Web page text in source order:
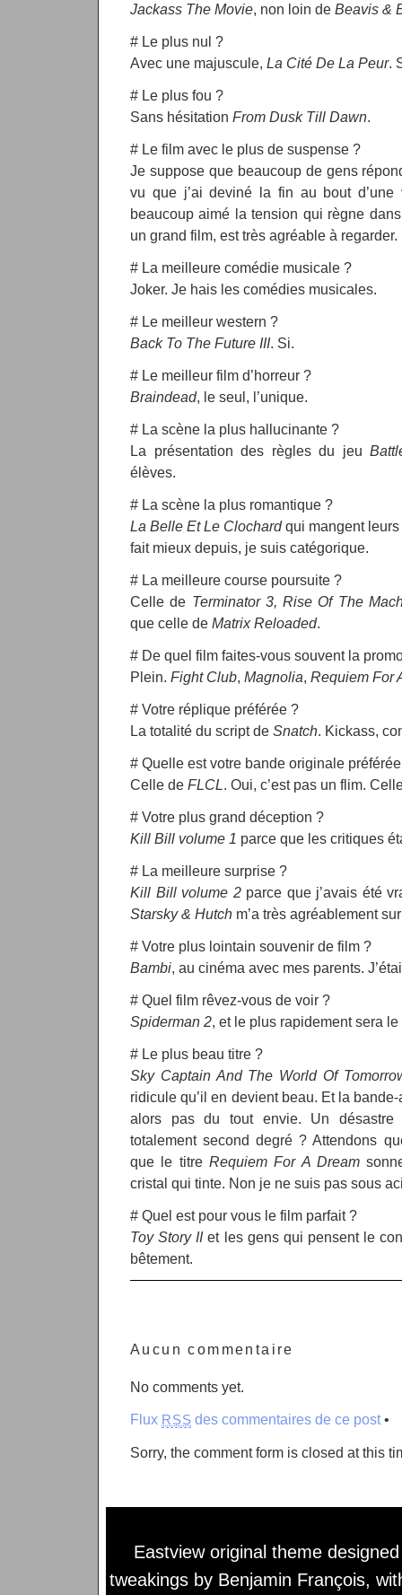
Jackass The Movie, non loin de Beavis &
# Le plus nul ?
Avec une majuscule, La Cité De La Peur.
# Le plus fou ?
Sans hésitation From Dusk Till Dawn.
# Le film avec le plus de suspense ?
Je suppose que beaucoup de gens
vu que j’ai deviné la fin au bout
beaucoup aimé la tension qui règne
un grand film, est très agréable à regarder.
# La meilleure comédie musicale ?
Joker. Je hais les comédies musicales.
# Le meilleur western ?
Back To The Future III. Si.
# Le meilleur film d’horreur ?
Braindead, le seul, l’unique.
# La scène la plus hallucinante ?
La présentation des règles du jeu
élèves.
# La scène la plus romantique ?
La Belle Et Le Clochardqui mangent leurs
fait mieux depuis, je suis catégorique.
# La meilleure course poursuite ?
Celle de Terminator 3, Rise Of The
que celle de Matrix Reloaded.
# De quel film faites-vous souvent la
Plein. Fight Club, Magnolia, Requiem For
# Votre réplique préférée ?
La totalité du script de Snatch. Kickass,
# Quelle est votre bande originale
Celle de FLCL. Oui, c’est pas un flim.
# Votre plus grand déception ?
Kill Bill volume 1 parce que les critiques
# La meilleure surprise ?
Kill Bill volume 2parce que j’avais été
Starsky & Hutch m’a très agréablement
# Votre plus lointain souvenir de film ?
Bambi, au cinéma avec mes parents.
# Quel film rêvez-vous de voir ?
Spiderman 2, et le plus rapidement sera le
# Le plus beau titre ?
Sky Captain And The World Of
ridicule qu’il en devient beau. Et la
alors pas du tout envie. Un
totalement second degré ? Attendons
que le titre Requiem For A Dream
cristal qui tinte. Non je ne suis pas sous
# Quel est pour vous le film parfait ?
Toy Story IIet les gens qui pensent le
bêtement.
Aucun commentaire
No comments yet.
Flux RSS des commentaires de ce post•
Sorry, the comment form is closed at this
Eastview original theme
tweakings by Benjamin François,